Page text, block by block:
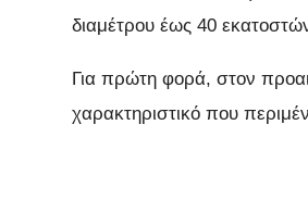
διαμέτρου έως 40
Για πρώτη φορά, στον
χαρακτηριστικό που